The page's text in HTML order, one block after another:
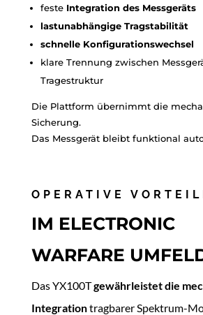
feste Integration des Messgeräts
lastunabhängige Tragstabilität
schnelle Konfigurationswechsel
klare Trennung zwischen
Tragestruktur
Die Plattform übernimmt die
Sicherung.
Das Messgerät bleibt funktional
OPERATIVE
IM ELECTRONIC
WARFARE
Das YX100Tgewährleistet die
Integrationtragbarer Spektrum-